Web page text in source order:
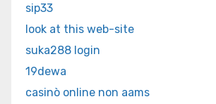
sip33
look at this web-site
suka288 login
19dewa
casinò online non aams